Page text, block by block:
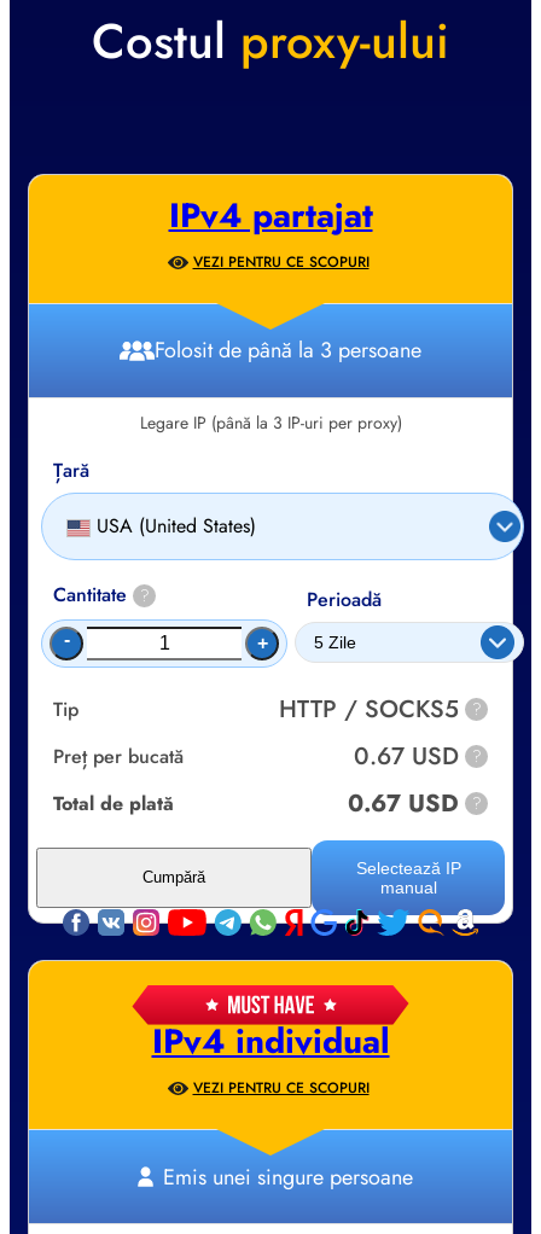
Costul proxy-ului
IPv4 individual
VEZI PENTRU CE SCOPURI
Emis unei singure persoane
IPv4 partajat
VEZI PENTRU CE SCOPURI
Folosit de până la 3 persoane
Legare IP (până la 3 IP-uri per proxy)
Țară
USA (United States)
Cantitate ?
- +
Perioadă
Tip HTTP / SOCKS5 ?
Preț per bucată 0.67 USD ?
Total de plată 0.67 USD ?
Selectează IP
manual
Cumpără